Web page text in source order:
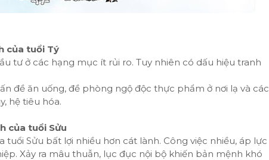
của tuổi Tý
tư ở các hạng mục ít rủi ro. Tuy nhiên có dấu hiệu tranh
đề ăn uống, đề phòng ngộ độc thực phẩm ở nơi lạ và các
hệ tiêu hóa.
của tuổi Sửu
tuổi Sửu bất lợi nhiều hơn cát lành. Công việc nhiều, áp lực
Xảy ra mâu thuẫn, lục đục nội bộ khiến bản mệnh khó